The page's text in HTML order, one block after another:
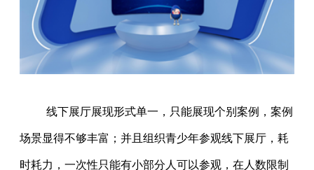
线下展厅展现形式单一，只能展现个别案例，案例
场景显得不够丰富；并且组织青少年参观线下展厅，耗
时耗力，一次性只能有小部分人可以参观，在人数限制